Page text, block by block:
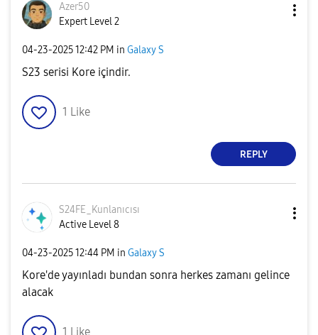
Azer50
Expert Level 2
‎04-23-202512:42 PM in Galaxy S
S23 serisi Kore içindir.
1 Like
REPLY
S24FE_Kunlanıcısı
Active Level 8
‎04-23-202512:44 PM in Galaxy S
Kore'de yayınladı bundan sonra herkes zamanı gelince
alacak
1 Like